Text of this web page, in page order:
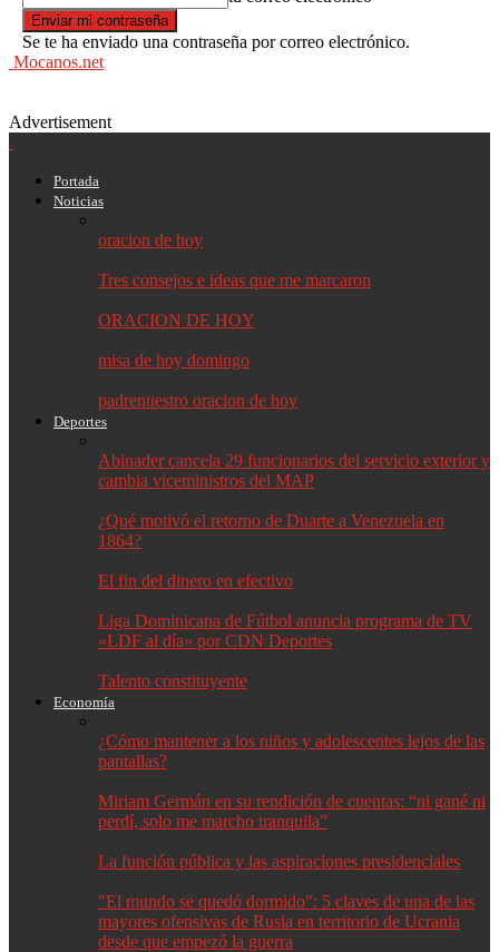
Se te ha enviado una contraseña por correo electrónico.
Mocanos.net
Advertisement
Portada
Noticias
oracion de hoy
Tres consejos e ideas que me marcaron
ORACION DE HOY
misa de hoy domingo
padrenuestro oracion de hoy
Deportes
Abinader cancela 29 funcionarios del servicio exterior y
cambia viceministros del MAP
¿Qué motivó el retorno de Duarte a Venezuela en
1864?
El fin del dinero en efectivo
Liga Dominicana de Fútbol anuncia programa de TV
«LDF al día» por CDN Deportes
Talento constituyente
Economía
¿Cómo mantener a los niños y adolescentes lejos de las
pantallas?
Miriam Germán en su rendición de cuentas: “ni gané ni
perdí, solo me marcho tranquila”
La función pública y las aspiraciones presidenciales
"El mundo se quedó dormido": 5 claves de una de las
mayores ofensivas de Rusia en territorio de Ucrania
desde que empezó la guerra